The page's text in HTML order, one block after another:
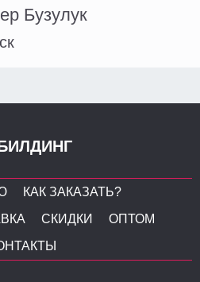
Бузулук
КАК ЗАКАЗАТЬ?
СКИДКИ
ОПТОМ